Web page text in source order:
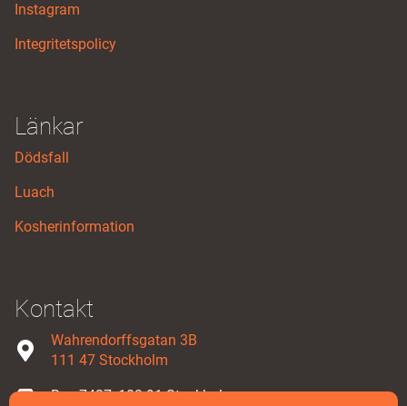
Instagram
Integritetspolicy
Länkar
Dödsfall
Luach
Kosherinformation
Kontakt
Wahrendorffsgatan 3B
111 47 Stockholm
Box 7427, 103 91 Stockholm